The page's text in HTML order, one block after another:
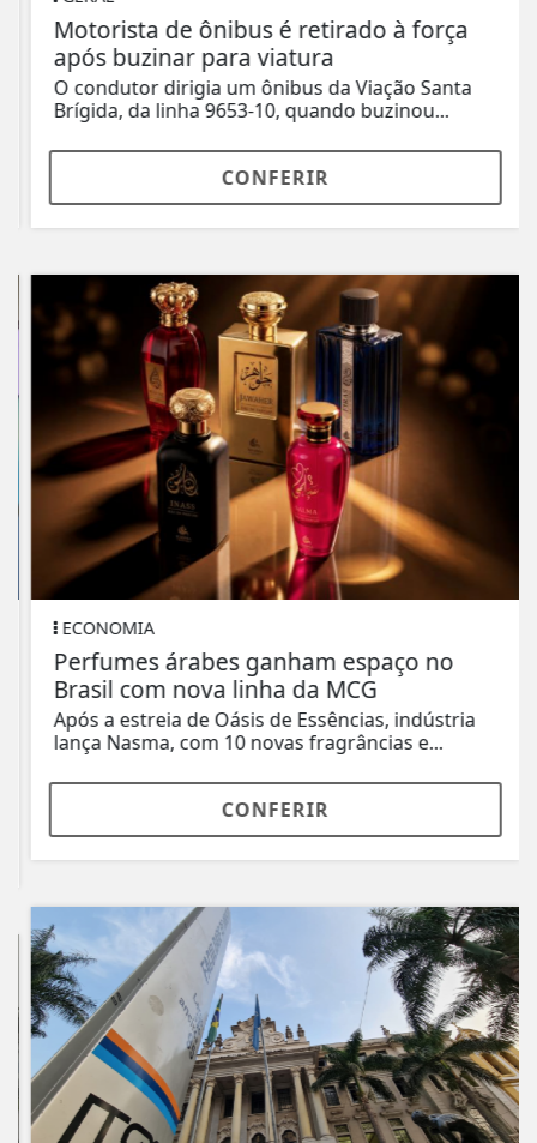
Motorista de ônibus é retirado à força
após buzinar para viatura
O condutor dirigia um ônibus da Viação Santa
Brígida, da linha 9653-10, quando buzinou...
CONFERIR
ECONOMIA
Perfumes árabes ganham espaço no
Brasil com nova linha da MCG
Após a estreia de Oásis de Essências, indústria
lança Nasma, com 10 novas fragrâncias e...
CONFERIR